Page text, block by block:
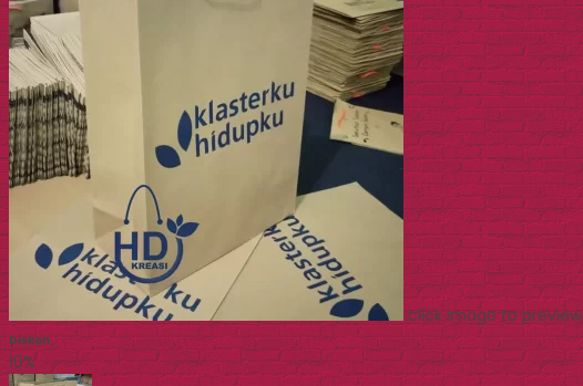
click image to preview
Diskon
10%